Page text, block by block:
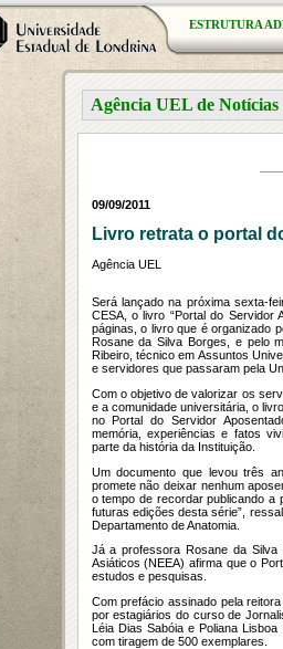
ESTRUTURA
Agência UEL de Notícias
09/09/2011
Livro retrata o portal
Agência UEL
Será lançado na próxima sexta-
CESA, o livro “Portal do Servidor
páginas, o livro que é organizado
Rosane da Silva Borges, e pelo
Ribeiro, técnico em Assuntos
e servidores que passaram pela
Com o objetivo de valorizar os
e a comunidade universitária, o
no Portal do Servidor
memória, experiências e fatos
parte da história da Instituição.
Um documento que levou três
promete não deixar nenhum
o tempo de recordar publicando a
futuras edições desta série”,
Departamento de Anatomia.
Já a professora Rosane da Silva
Asiáticos (NEEA) afirma que o
estudos e pesquisas.
Com prefácio assinado pela
por estagiários do curso de
Léia Dias Sabóia e Poliana
com tiragem de 500 exemplares.